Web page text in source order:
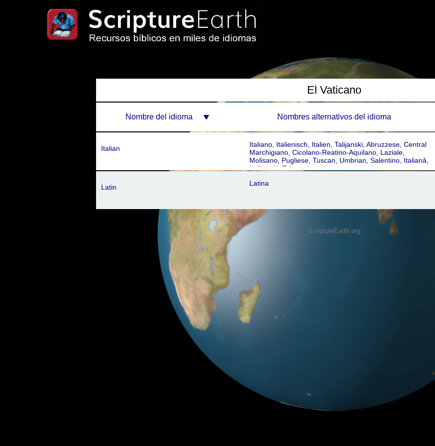
El Vaticano
Nombre del idioma Nombres alternativos del idioma
Italian
Italiano, Italienisch, Italien, Talijanski, Abruzzese, Central
Marchigiano, Cicolano-Reatino-Aquilano, Laziale,
Molisano, Pugliese, Tuscan, Umbrian, Salentino, Italiană,
Italijanski, Talyaaniga
Latin Latina
ScriptureEarth.org